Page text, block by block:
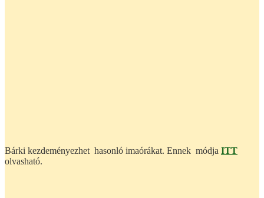
Bárki kezdeményezhet hasonló imaórákat. Ennek módja ITT
olvasható.